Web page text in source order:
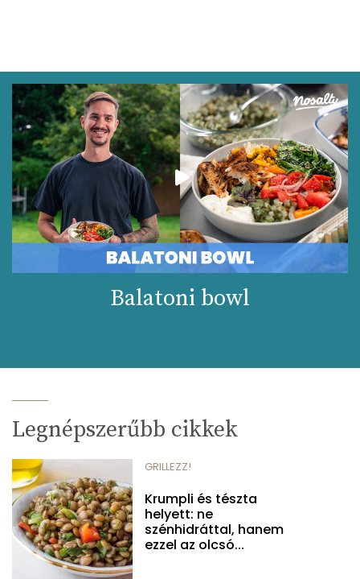
Balatoni bowl
Legnépszerűbb cikkek
GRILLEZZ!
Krumpli és tészta
helyett: ne
szénhidráttal, hanem
ezzel az olcsó...